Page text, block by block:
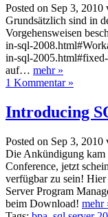
Posted on Sep 3, 2010
Grundsätzlich sind in
Vorgehensweisen
in-sql-
in-sql-
auf… mehr »
1 Kommentar »
Introducing
Posted on Sep 3, 2010
Die Ankündigung kam
Conference, jetzt
verfügbar zu sein!
Server Program
beim Download! mehr